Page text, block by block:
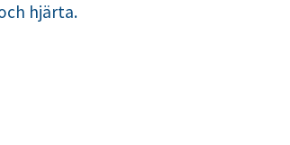
hjärta.